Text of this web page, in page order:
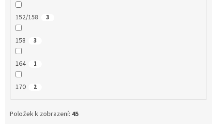
152/158 3
158 3
164 1
170 2
Položek k zobrazení: 45